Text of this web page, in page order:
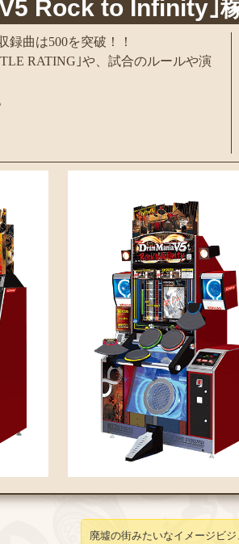
Rock to Infinity｣
曲は500を突破！！
RATING｣や、試合のルールや演
廃墟の街みたいなイメージビ